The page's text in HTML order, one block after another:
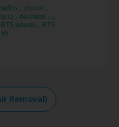
งชาติ
Removal)